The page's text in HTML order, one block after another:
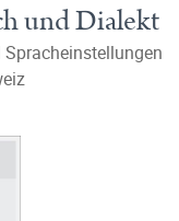
und Dialekt